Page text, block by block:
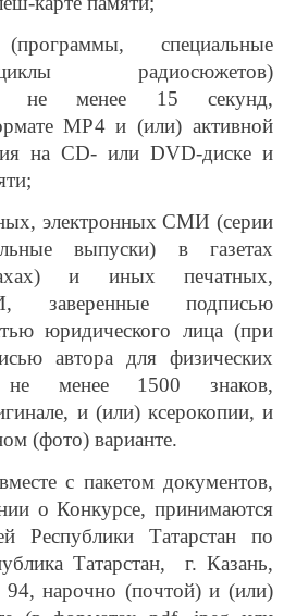
радиосюжетов)
не менее 15 секунд,
МР4 и (или) активной
на CD- или DVD-диске и
выпуски) в газетах
и иных печатных,
заверенные подписью
юридического лица (при
автора для физических
не менее 1500 знаков,
и (или) ксерокопии, и
(фото) варианте.
о Конкурсе, принимаются
Республики Татарстан по
Татарстан, г. Казань,
нарочно (почтой) и (или)
(в форматах pdf, jpeg или